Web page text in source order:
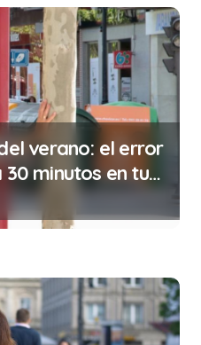
verano: el error
minutos en tu
que te puede